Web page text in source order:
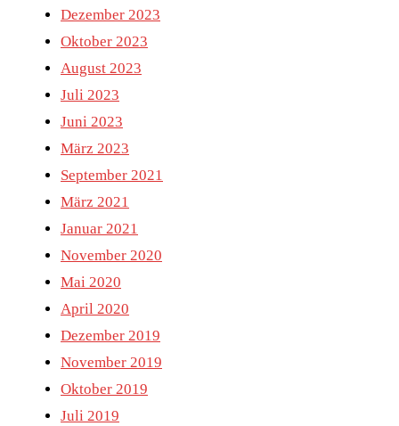
Dezember 2023
Oktober 2023
August 2023
Juli 2023
Juni 2023
März 2023
September 2021
März 2021
Januar 2021
November 2020
Mai 2020
April 2020
Dezember 2019
November 2019
Oktober 2019
Juli 2019